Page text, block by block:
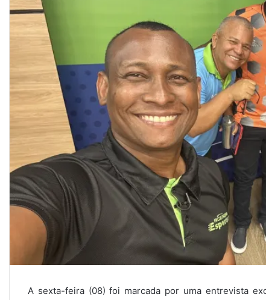
A sexta-feira (08) foi marcada por uma entrevista